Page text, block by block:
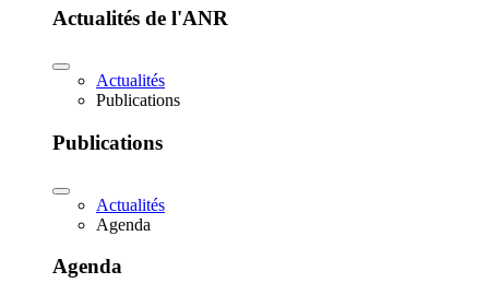
Actualités de l'ANR
Actualités
Publications
Publications
Actualités
Agenda
Agenda